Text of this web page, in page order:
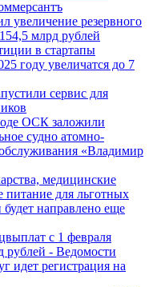
увеличение резервного
млрд рублей
в стартапы
году увеличатся до 7
сервис для
ОСК заложили
судно атомно-
«Владимир
медицинские
питание для льготных
направлено еще
с 1 февраля
рублей - Ведомости
идет регистрация на